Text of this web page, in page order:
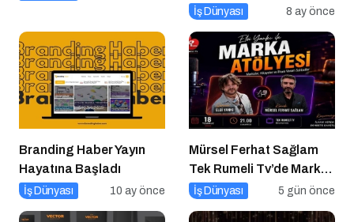
Ödülleri’nde “Yılın Geri
Kategorisinde Altın Ödül
Kazandı
İş Dünyası 8 ay önce
Branding Haber Yayın
Hayatına Başladı
İş Dünyası 10 ay önce
Mürsel Ferhat Sağlam
Tek Rumeli Tv’de Marka
Atölyesi Programına
İş Dünyası 5 gün önce